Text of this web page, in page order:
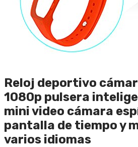
Reloj deportivo
1080p pulsera
mini video cámara
pantalla de tiempo y
varios idiomas